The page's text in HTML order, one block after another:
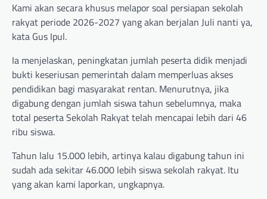
Kami akan secara khusus melapor soal persiapan sekolah
rakyat periode 2026-2027 yang akan berjalan Juli nanti ya,
kata Gus Ipul.
Ia menjelaskan, peningkatan jumlah peserta didik menjadi
bukti keseriusan pemerintah dalam memperluas akses
pendidikan bagi masyarakat rentan. Menurutnya, jika
digabung dengan jumlah siswa tahun sebelumnya, maka
total peserta Sekolah Rakyat telah mencapai lebih dari 46
ribu siswa.
Tahun lalu 15.000 lebih, artinya kalau digabung tahun ini
sudah ada sekitar 46.000 lebih siswa sekolah rakyat. Itu
yang akan kami laporkan, ungkapnya.